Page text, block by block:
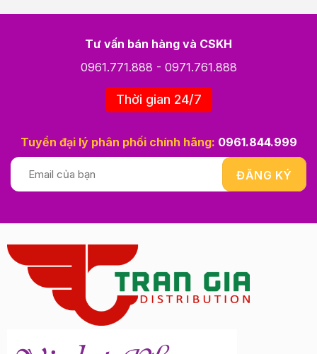
Tư vấn bán hàng và CSKH
0961.771.888 - 0971.761.888
Thời gian 24/7
Tuyển đại lý phân phối chính hãng: 0961.844.999